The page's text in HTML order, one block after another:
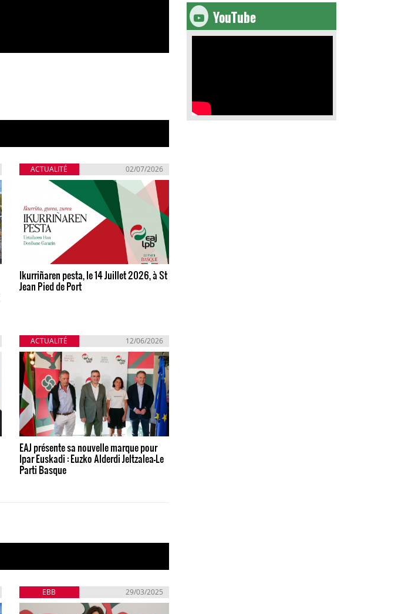
ACTUALITÉ 02/07/2026
Ikurriñaren pesta, le 14 Juillet 2026, à St
Jean Pied de Port
ACTUALITÉ 12/06/2026
EAJ présente sa nouvelle marque pour
Ipar Euskadi : Euzko Alderdi Jeltzalea-Le
Parti Basque
EBB 29/03/2025
YouTube